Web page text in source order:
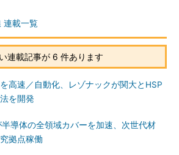
連載一覧
連載記事が 6 件あります
高速／自動化、レゾナックが関大とHSP
を開発
半導体の全領域カバーを加速、次世代材
拠点稼働